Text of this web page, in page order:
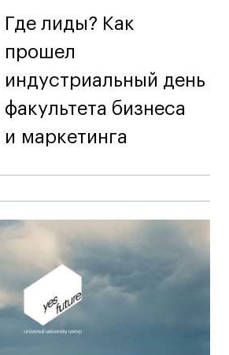
Где лиды? Как
прошел
индустриальный день
факультета бизнеса
и маркетинга